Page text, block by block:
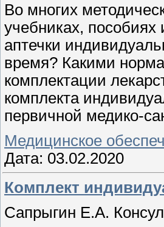
Во многих
учебниках, пособиях
аптечки
время? Какими
комплектации
комплекта
первичной медико-
Медицинское
Дата: 03.02.2020
Комплект
Сапрыгин Е.А.